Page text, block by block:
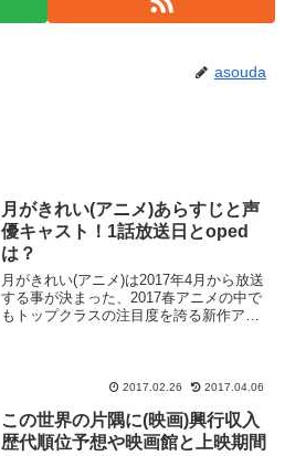
asouda
月がきれい(アニメ)あらすじと声
優キャスト！1話放送日とoped
は？
月がきれい(アニメ)は2017年4月から放送
する事が決まった、2017春アニメの中で
もトップクラスの注目度を誇る新作アニ
2017.02.26 2017.04.06
この世界の片隅に(映画)興行収入
歴代順位予想や映画館と上映期間